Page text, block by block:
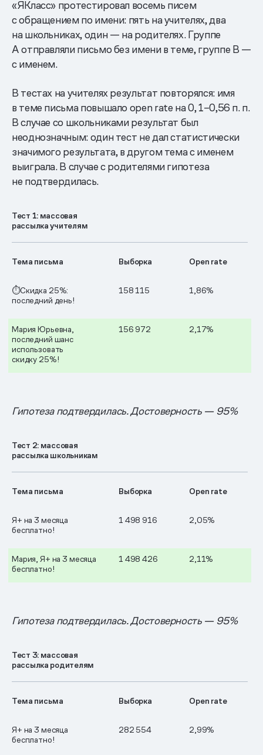
«ЯКласс» протестировал восемь писем
с обращением по имени: пять на учителях, два
на школьниках, один — на родителях. Группе
А отправляли письмо без имени в теме, группе B —
с именем.
В тестах на учителях результат повторялся: имя
в теме письма повышало open rate на 0, 1–0,56 п. п.
В случае со школьниками результат был
неоднозначным: один тест не дал статистически
значимого результата, в другом тема с именем
выиграла. В случае с родителями гипотеза
не подтвердилась.
Тест 1: массовая
рассылка учителям
Тема письма Выборка Open rate
⏱️Скидка 25%:
последний день!
158 115 1,86%
Мария Юрьевна,
последний шанс
использовать
скидку 25%!
156 972 2,17%
Гипотеза подтвердилась. Достоверность — 95%
Тест 2: массовая
рассылка школьникам
Тема письма Выборка Open rate
Я+ на 3 месяца
бесплатно!
1 498 916 2,05%
Мария, Я+ на 3 месяца
бесплатно!
1 498 426 2,11%
Гипотеза подтвердилась. Достоверность — 95%
Тест 3: массовая
рассылка родителям
Тема письма Выборка Open rate
Я+ на 3 месяца
бесплатно!
282 554 2,99%